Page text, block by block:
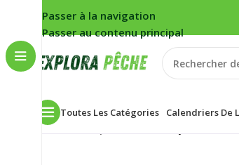
Passer à la navigation
Passer au contenu principal
Toutes Les Catégories Calendriers De
Accueil